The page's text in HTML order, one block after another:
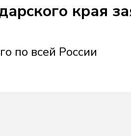
края
по всей России